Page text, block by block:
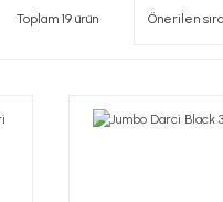
Toplam 19 ürün